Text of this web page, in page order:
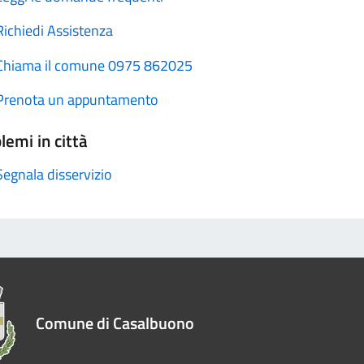
Assistenza
il comune 0975 862025
un appuntamento
in città
disservizio
Comune di Casalbuono